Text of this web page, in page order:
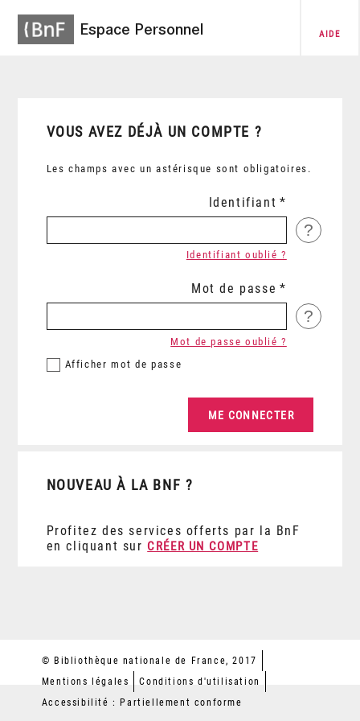
Espace Personnel AIDE
VOUS AVEZ DÉJÀ UN COMPTE ?
Les champs avec un astérisque sont obligatoires.
Identifiant
?
Identifiant oublié ?
Mot de passe
?
Afficher mot de passe
Mot de passe oublié ?
NOUVEAU À LA BNF ?
Profitez des services offerts par la BnF
en cliquant sur CRÉER UN COMPTE
© Bibliothèque nationale de France, 2017
Mentions légales
Conditions d'utilisation
Accessibilité : Partiellement conforme